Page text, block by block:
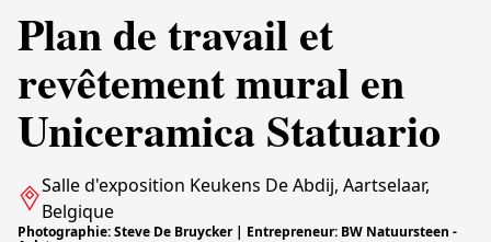
Plan de travail et
revêtement mural en
Uniceramica Statuario
Salle d'exposition Keukens De Abdij, Aartselaar,
Belgique
Photographie: Steve De Bruycker | Entrepreneur: BW Natuursteen -